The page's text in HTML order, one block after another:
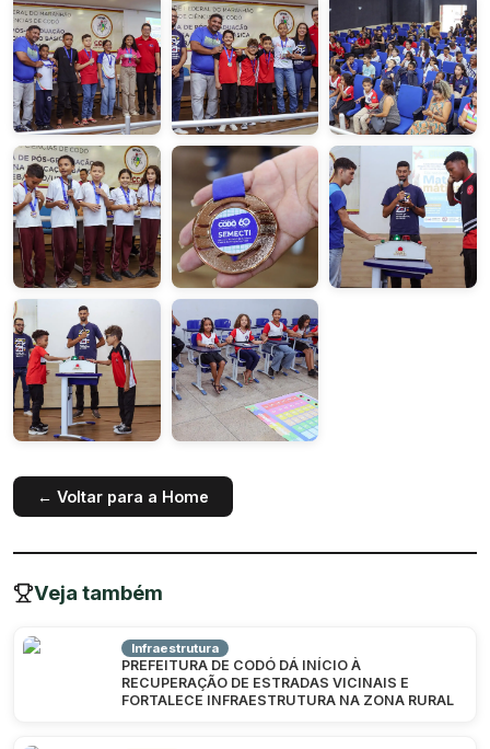
← Voltar para a Home
Veja também
Infraestrutura
PREFEITURA DE CODÓ DÁ INÍCIO À
RECUPERAÇÃO DE ESTRADAS VICINAIS E
FORTALECE INFRAESTRUTURA NA ZONA RURAL